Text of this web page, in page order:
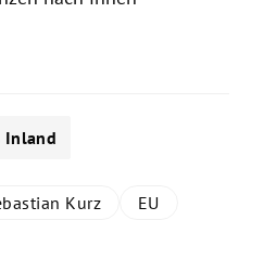
Inland
Kurz EU